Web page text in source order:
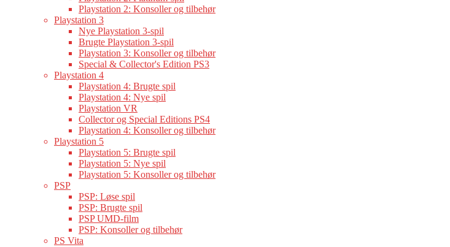
Playstation 2: Konsoller og tilbehør
Playstation 3
Nye Playstation 3-spil
Brugte Playstation 3-spil
Playstation 3: Konsoller og tilbehør
Special & Collector's Edition PS3
Playstation 4
Playstation 4: Brugte spil
Playstation 4: Nye spil
Playstation VR
Collector og Special Editions PS4
Playstation 4: Konsoller og tilbehør
Playstation 5
Playstation 5: Brugte spil
Playstation 5: Nye spil
Playstation 5: Konsoller og tilbehør
PSP
PSP: Løse spil
PSP: Brugte spil
PSP UMD-film
PSP: Konsoller og tilbehør
PS Vita